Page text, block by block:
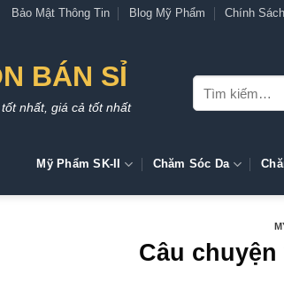
Bảo Mật Thông Tin Blog Mỹ Phẩm Chính
BÁN SỈ
nhất, giá cả tốt nhất
Tìm
kiếm:
Mỹ Phẩm SK-II Chăm Sóc Da
Câu chuyện